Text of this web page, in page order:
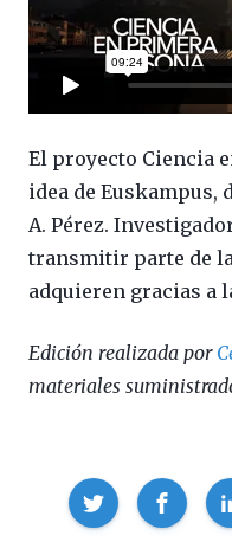
El proyecto Ciencia
idea de Euskampus,
A. Pérez.
transmitir parte de
adquieren gracias a
Edición realizada por
materiales
Compartir